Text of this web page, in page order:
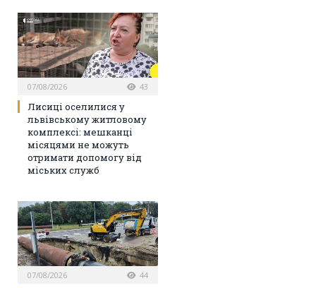
07/08/2026 43
Лисиці оселилися у
львівському житловому
комплексі: мешканці
місяцями не можуть
отримати допомогу від
міських служб
07/08/2026 44